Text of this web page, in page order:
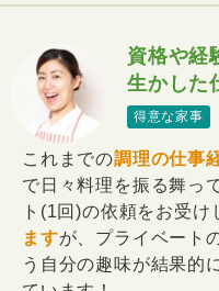
資格や経
生かした
得意な家事
これまでの調理の仕事
で日々料理を振る舞っ
ト(1回)の依頼をお受け
ますが、プライベート
う自分の趣味が結果的